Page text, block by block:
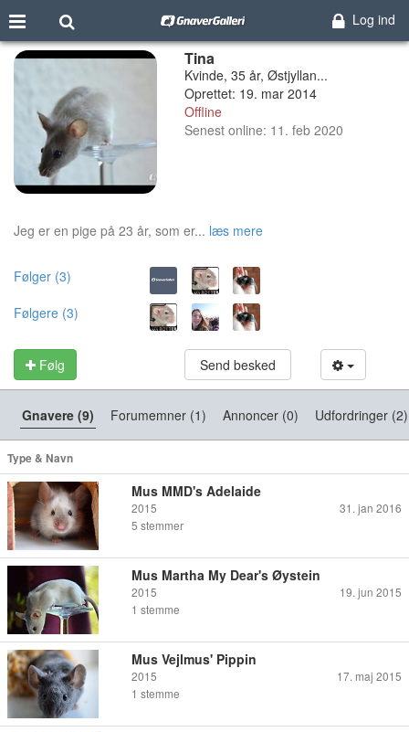
Log ind
Tina
Kvinde, 35 år, Østjyllan...
Oprettet: 19. mar 2014
Offline
Senest online: 11. feb 2020
Jeg er en pige på 23 år, som er... læs mere
Følger (3)
Følgere (3)
Følg Send besked
Gnavere (9) Forumemner (1) Annoncer (0) Udfordringer (2)
Type & Navn
Mus MMD's Adelaide
2015
31. jan 2016
5 stemmer
Mus Martha My Dear's Øystein
2015
19. jun 2015
1 stemme
Mus Vejlmus' Pippin
2015
17. maj 2015
1 stemme